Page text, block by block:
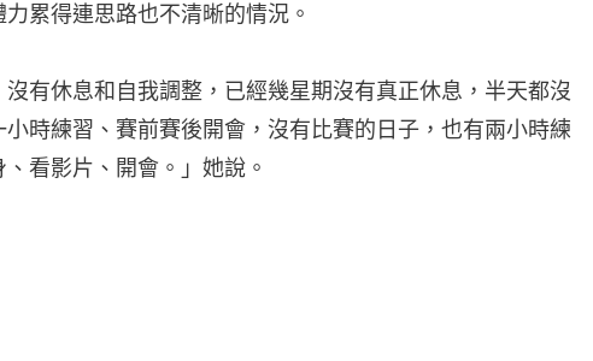
累得連思路也不清晰的情況。
沒有休息和自我調整，已經幾星期沒有真正休息，半天都沒
小時練習、賽前賽後開會，沒有比賽的日子，也有兩小時練
看影片、開會。」她說。